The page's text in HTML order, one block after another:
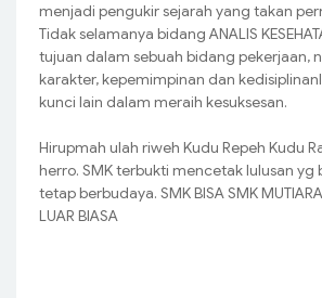
menjadi pengukir sejarah yang takan
Tidak selamanya bidang ANALIS
tujuan dalam sebuah bidang pekerjaan,
karakter, kepemimpinan dan
kunci lain dalam meraih kesuksesan.
Hirupmah ulah riweh Kudu Repeh Kudu
herro. SMK terbukti mencetak lulusan yg
tetap berbudaya. SMK BISA SMK
LUAR BIASA